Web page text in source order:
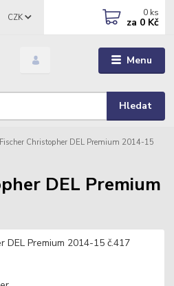
Menu
CZK
Hledat
0 ks
za 0 Kč
Fischer Christopher DEL Premium 2014-15
DEL Premium